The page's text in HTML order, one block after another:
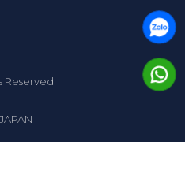
Reserved
JAPAN